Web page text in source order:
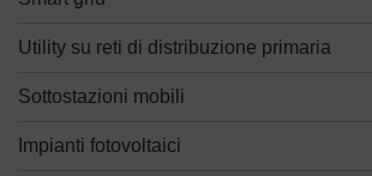
Utility su reti di distribuzione primaria
Sottostazioni mobili
Impianti fotovoltaici